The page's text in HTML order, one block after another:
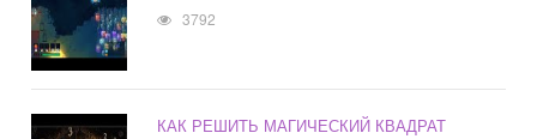
3792
КАК РЕШИТЬ МАГИЧЕСКИЙ КВАДРАТ